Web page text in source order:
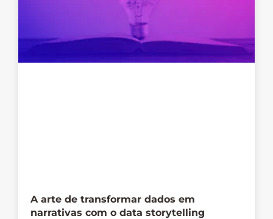
A arte de transformar dados em
narrativas com o data storytelling